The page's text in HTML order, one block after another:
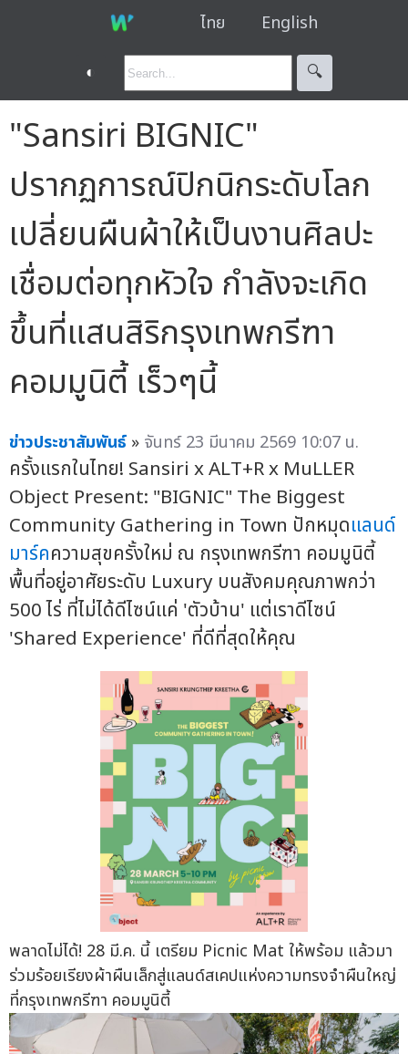
ไทย English
◐ 🔍︎
"Sansiri BIGNIC"
ปรากฏการณ์ปิกนิกระดับโลก
เปลี่ยนผืนผ้าให้เป็นงานศิลปะ
เชื่อมต่อทุกหัวใจ กำลังจะเกิด
ขึ้นที่แสนสิริกรุงเทพกรีฑา
คอมมูนิตี้ เร็วๆนี้
ข่าวประชาสัมพันธ์ » จันทร์ 23 มีนาคม 2569 10:07 น.
ครั้งแรกในไทย! Sansiri x ALT+R x MuLLER
Object Present: "BIGNIC" The Biggest
Community Gathering in Town ปักหมุดแลนด์
มาร์คความสุขครั้งใหม่ ณ กรุงเทพกรีฑา คอมมูนิตี้
พื้นที่อยู่อาศัยระดับ Luxury บนสังคมคุณภาพกว่า
500 ไร่ ที่ไม่ได้ดีไซน์แค่ 'ตัวบ้าน' แต่เราดีไซน์
'Shared Experience' ที่ดีที่สุดให้คุณ
พลาดไม่ได้! 28 มี.ค. นี้ เตรียม Picnic Mat ให้พร้อม แล้วมา
ร่วมร้อยเรียงผ้าผืนเล็กสู่แลนด์สเคปแห่งความทรงจำผืนใหญ่
ที่กรุงเทพกรีฑา คอมมูนิตี้